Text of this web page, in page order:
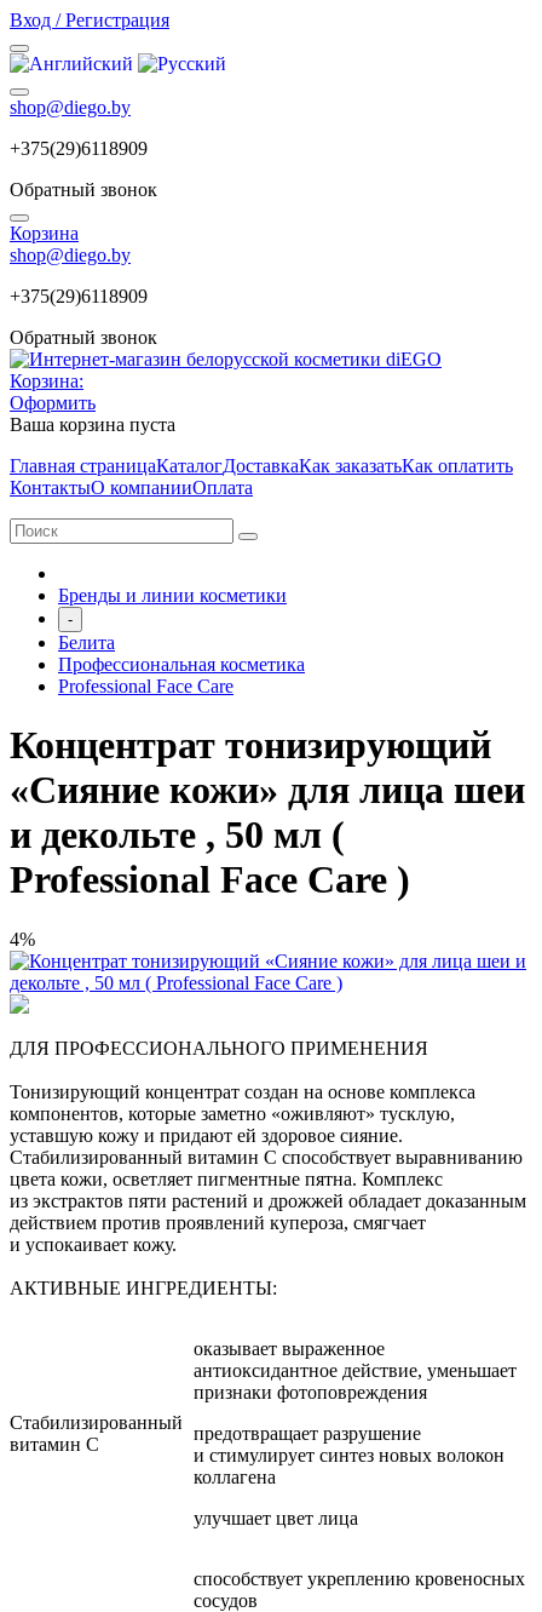
Вход / Регистрация
shop@diego.by
+375(29)6118909
Обратный звонок
Корзина
shop@diego.by
+375(29)6118909
Обратный звонок
Корзина:
Оформить
Ваша корзина пуста
Главная страницаКаталогДоставкаКак заказатьКак оплатить
КонтактыО компанииОплата
Бренды и линии косметики
-
Белита
Профессиональная косметика
Professional Face Care
Концентрат тонизирующий
«Сияние кожи» для лица шеи
и декольте , 50 мл (
Professional Face Care )
4%
ДЛЯ ПРОФЕССИОНАЛЬНОГО ПРИМЕНЕНИЯ
Тонизирующий концентрат создан на основе комплекса
компонентов, которые заметно «оживляют» тусклую,
уставшую кожу и придают ей здоровое сияние.
Стабилизированный витамин С способствует выравниванию
цвета кожи, осветляет пигментные пятна. Комплекс
из экстрактов пяти растений и дрожжей обладает доказанным
действием против проявлений купероза, смягчает
и успокаивает кожу.
АКТИВНЫЕ ИНГРЕДИЕНТЫ:
Стабилизированный
витамин С
оказывает выраженное
антиоксидантное действие, уменьшает
признаки фотоповреждения
предотвращает разрушение
и стимулирует синтез новых волокон
коллагена
улучшает цвет лица
способствует укреплению кровеносных
сосудов